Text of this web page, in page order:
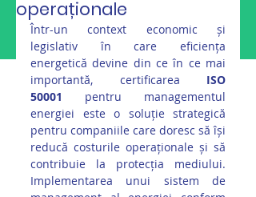
operaționale
Într-un context economic și
legislativ în care eficiența
energetică devine din ce în ce mai
importantă, certificarea ISO
50001
pentru managementul
energiei este o soluție strategică
pentru companiile care doresc să își
reducă costurile operaționale și să
contribuie la protecția mediului.
Implementarea unui sistem de